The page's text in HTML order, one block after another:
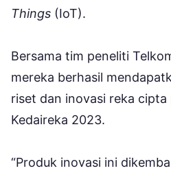
Things (IoT).
Bersama tim peneliti
mereka berhasil
riset dan inovasi reka cipta
Kedaireka 2023.
“Produk inovasi ini